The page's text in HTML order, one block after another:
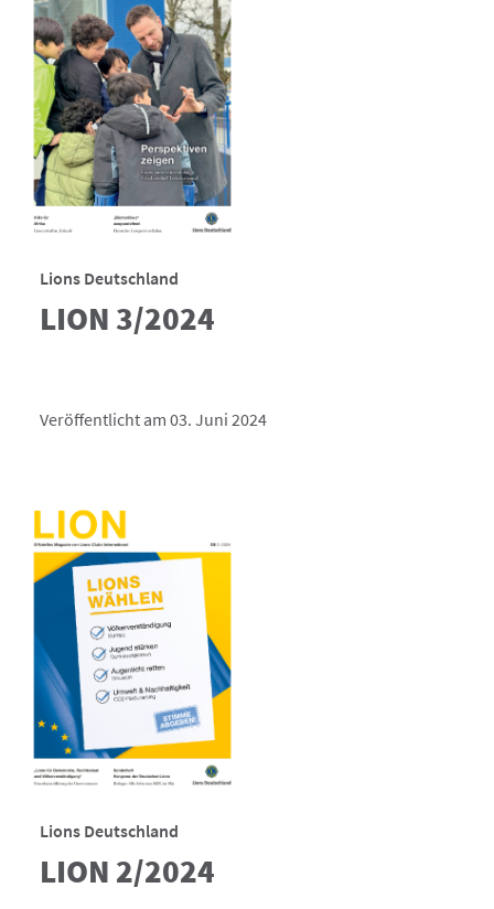
Lions Deutschland
LION 3/2024
Veröffentlicht am 03. Juni 2024
Lions Deutschland
LION 2/2024